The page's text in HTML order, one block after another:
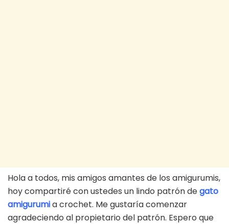
Hola a todos, mis amigos amantes de los amigurumis,
hoy compartiré con ustedes un lindo patrón degato
amigurumia crochet. Me gustaría comenzar
agradeciendo al propietario del patrón. Espero que